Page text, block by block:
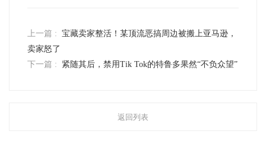
上一篇 : 宝藏卖家整活！某顶流恶搞周边被搬上亚马逊，
卖家怒了
下一篇 :
紧随其后，禁用Tik Tok的特鲁多果然“不负众望”
返回列表